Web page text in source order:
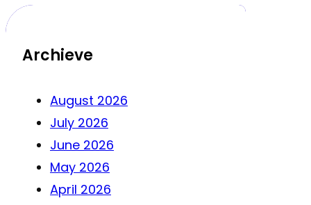
Archieve
August 2026
July 2026
June 2026
May 2026
April 2026